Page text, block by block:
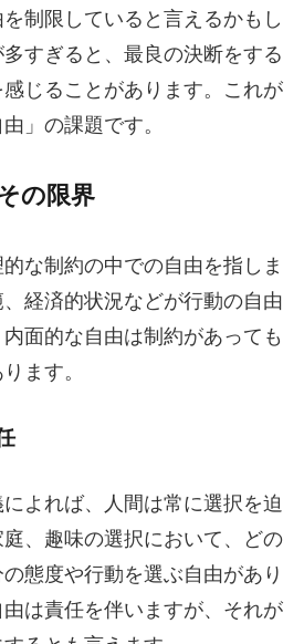
制限していると言えるかもし
すぎると、最良の決断をする
じることがあります。これが
」の課題です。
の限界
な制約の中での自由を指しま
経済的状況などが行動の自由
面的な自由は制約があっても
ます。
よれば、人間は常に選択を迫
、趣味の選択において、どの
態度や行動を選ぶ自由があり
は責任を伴いますが、それが